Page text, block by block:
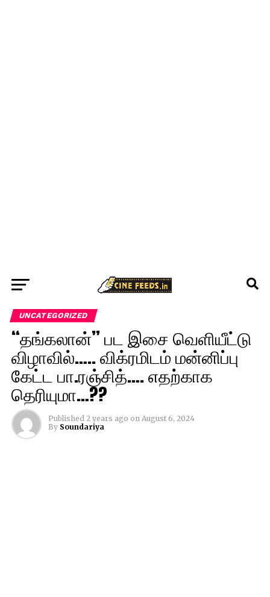
UNCATEGORIZED
“தங்கலான்” பட இசை வெளியீட்டு
விழாவில்….. விக்ரமிடம் மன்னிப்பு
கேட்ட பா.ரஞ்சித்…. எதற்காக
தெரியுமா…??
Published 2 years ago on August 6, 2024
By Soundariya